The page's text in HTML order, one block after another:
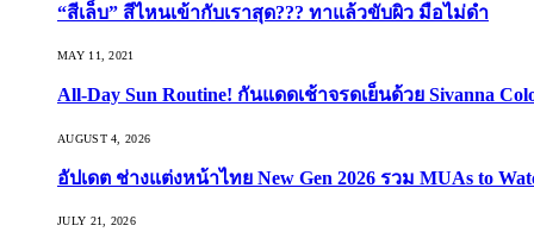
“สีเล็บ” สีไหนเข้ากับเราสุด??? ทาแล้วขับผิว มือไม่ดำ
MAY 11, 2021
All-Day Sun Routine! กันแดดเช้าจรดเย็นด้วย Sivanna
AUGUST 4, 2026
อัปเดต ช่างแต่งหน้าไทย New Gen 2026 รวม MUAs to
JULY 21, 2026